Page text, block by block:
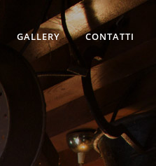
GALLERY CONTATTI